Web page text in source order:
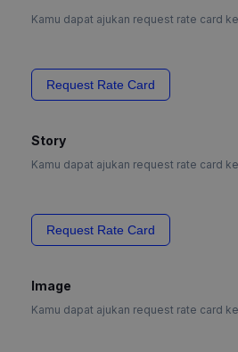
Kamu dapat ajukan request rate card
Request Rate Card
Story
Kamu dapat ajukan request rate card
Request Rate Card
Image
Kamu dapat ajukan request rate card